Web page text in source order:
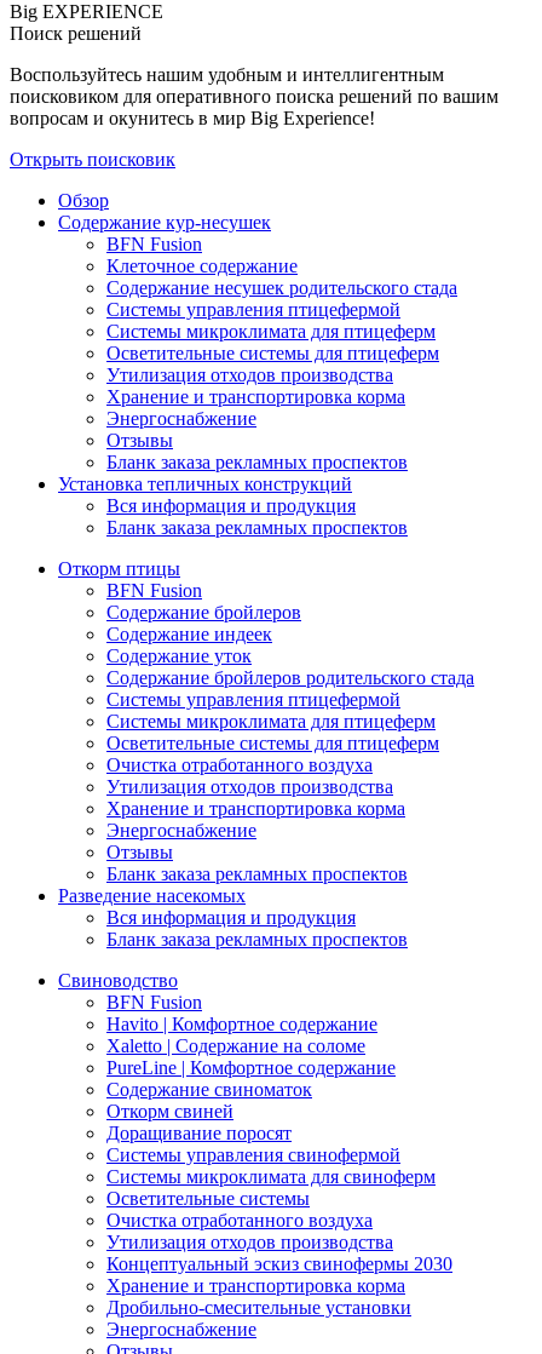
Big EXPERIENCE
Поиск решений
Воспользуйтесь нашим удобным и интеллигентным
поисковиком для оперативного поиска решений по вашим
вопросам и окунитесь в мир Big Experience!
Открыть поисковик
Обзор
Содержание кур-несушек
BFN Fusion
Клеточное содержание
Содержание несушек родительского стада
Системы управления птицефермой
Системы микроклимата для птицеферм
Осветительные системы для птицеферм
Утилизация отходов производства
Хранение и транспортировка корма
Энергоснабжение
Отзывы
Бланк заказа рекламных проспектов
Установка тепличных конструкций
Вся информация и продукция
Бланк заказа рекламных проспектов
Откорм птицы
BFN Fusion
Содержание бройлеров
Содержание индеек
Содержание уток
Содержание бройлеров родительского стада
Системы управления птицефермой
Системы микроклимата для птицеферм
Осветительные системы для птицеферм
Очистка отработанного воздуха
Утилизация отходов производства
Хранение и транспортировка корма
Энергоснабжение
Отзывы
Бланк заказа рекламных проспектов
Разведение насекомых
Вся информация и продукция
Бланк заказа рекламных проспектов
Свиноводство
BFN Fusion
Havito | Комфортное содержание
Xaletto | Содержание на соломе
PureLine | Комфортное содержание
Содержание свиноматок
Откорм свиней
Доращивание поросят
Системы управления свинофермой
Системы микроклимата для свиноферм
Осветительные системы
Очистка отработанного воздуха
Утилизация отходов производства
Концептуальный эскиз свинофермы 2030
Хранение и транспортировка корма
Дробильно-смесительные установки
Энергоснабжение